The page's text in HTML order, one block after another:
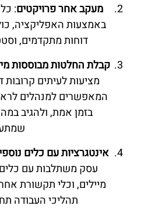
מעקב אחר פרויקטים:
באמצעות האפליקציה,
דוחות מתקדמים,
קבלת החלטות מבוססות
מציעות לעיתים קרובות
המאפשרים למנהלים
בזמן אמת, ולהגיב
אינטגרציות עם כלים
עסק משתלבות עם
מיילים, וכלי תקשורת
תהליכי העבודה